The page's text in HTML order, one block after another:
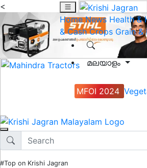
<
Home News Health &
& Cash Crops Grain &
മലയാളം
MFOI 2024
#Top on Krishi Jagran